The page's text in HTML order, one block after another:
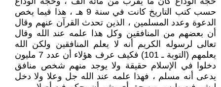
حسب كتب التاريخ كانت في سنة 9 هـ ، هذا فيما يخص
الدعوة وعدد المسلمين ، الذين تحدث القرآن عنهم وقال
أن بعضهم من المنافقين وكل هذا علمه عند الله وقال
تعالى لرسوله الكريم أنه لا يعلم المنافقين ولكن الله
يعلمهم (التوبة ـ 101) فكيف عرف هؤلاء أن عدد 7 مليون
دخلوا في الإسلام حقيقة ولا يوجد منهم شخص منافق
يدعى أنه مسلم ، فهذا علمه عند الله جل وعلا ولا دخل